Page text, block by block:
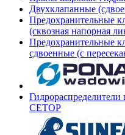
Двухклапанные
Предохранительные
(сквозная напорная
Предохранительные
сдвоенные (с
СЕТОР